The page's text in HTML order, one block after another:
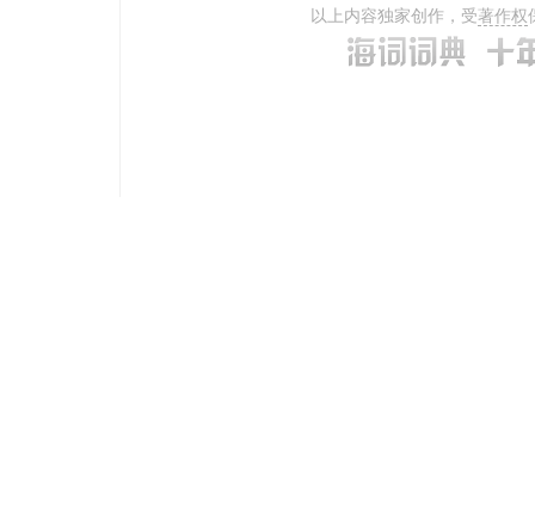
以上内容独家创作，受著作权